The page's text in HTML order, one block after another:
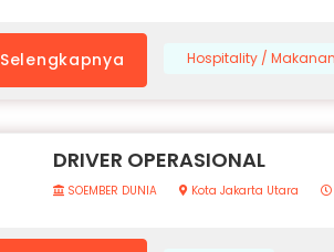
Selengkapnya Hospitality /
DRIVER OPERASIONAL
SOEMBER DUNIA Kota Jakarta Utara